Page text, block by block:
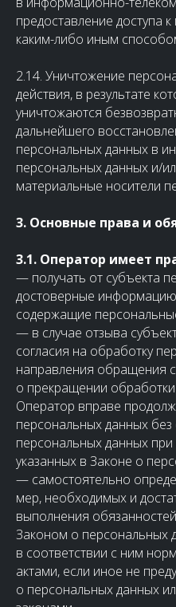
предоставление доступа
каким-либо иным
2.14. Уничтожение
действия, в результате
уничтожаются
дальнейшего
персональных данных в
персональных данных и/
материальные носители
3. Основные права и
3.1. Оператор имеет
— получать от субъекта
достоверные
содержащие
— в случае отзыва
согласия на обработку
направления обращения
о прекращении
Оператор вправе
персональных данных без
персональных данных
указанных в Законе о
— самостоятельно
мер, необходимых и
выполнения
Законом о персональных
в соответствии с ним
актами, если иное не
о персональных данных